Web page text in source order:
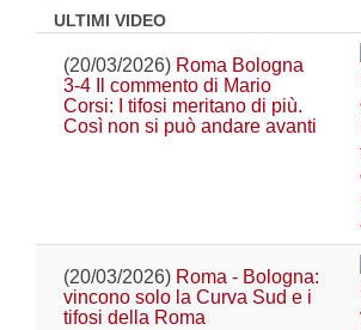
ULTIMI VIDEO
(20/03/2026) Roma Bologna
3-4 Il commento di Mario
Corsi: I tifosi meritano di più.
Così non si può andare avanti
(20/03/2026) Roma - Bologna:
vincono solo la Curva Sud e i
tifosi della Roma